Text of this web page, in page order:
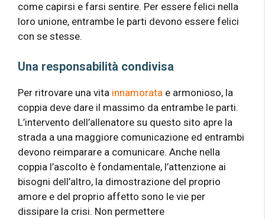
come capirsi e farsi sentire. Per essere felici nella
loro unione, entrambe le parti devono essere felici
con se stesse.
Una responsabilità condivisa
Per ritrovare una vita innamorata e armonioso, la
coppia deve dare il massimo da entrambe le parti.
L’intervento dell’allenatore su questo sito apre la
strada a una maggiore comunicazione ed entrambi
devono reimparare a comunicare. Anche nella
coppia l’ascolto è fondamentale, l’attenzione ai
bisogni dell’altro, la dimostrazione del proprio
amore e del proprio affetto sono le vie per
dissipare la crisi. Non permettere